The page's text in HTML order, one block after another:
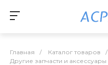
Главная / Каталог товаров
/
Другие запчасти и аксессуары